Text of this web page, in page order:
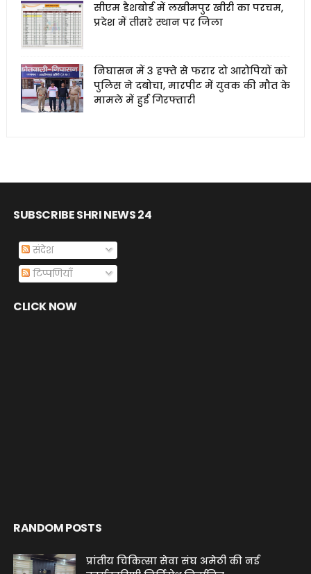
सीएम डैशबोर्ड में लखीमपुर खीरी का परचम,
प्रदेश में तीसरे स्थान पर जिला
निघासन में 3 हफ्ते से फरार दो आरोपियों को
पुलिस ने दबोचा, मारपीट में युवक की मौत के
मामले में हुई गिरफ्तारी
SUBSCRIBE SHRI NEWS 24
संदेश
टिप्पणियाँ
CLICK NOW
RANDOM POSTS
प्रांतीय चिकित्सा सेवा संघ अमेठी की नई